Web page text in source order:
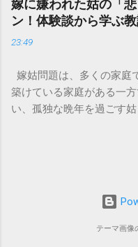
ます。 2. 排水管の詰まり
め、深刻な詰まりを引き
住宅では配管トラブルが
ケースも珍しくありませ
やホーロー製のシンクに
材の隙間に入り込み、取
汁を処分する際は、「液
ください。 手順1：新聞
かなか電話ができない方
は、ドコモ151の営業時間
らには電話がつながらな
言うと、ドコモのインフ
時間は、 午前9時から午
祝日も営業しています。
って連絡することができ
以外からの問い合わせは
話・他社携帯から：
嫁に嫌われた姑の「
ン！体験談から学ぶ教
23:49
嫁姑問題は、多くの家庭
築けている家庭がある一
い、孤独な晩年を過ごす
を10パターンご紹介しま
する 「まさか追い出され
が、同居の破綻です。最
嫁との関係が悪化すると
テーマ画像